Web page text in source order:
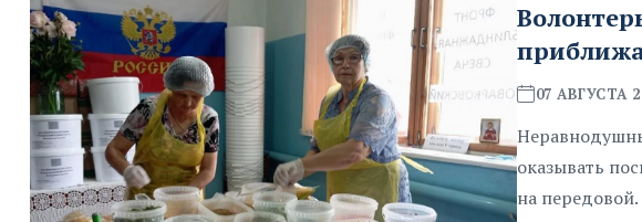
07 АВГУСТА
оказывать
на